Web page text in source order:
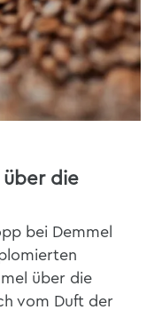
über die
bei Demmel
über die
vom Duft der